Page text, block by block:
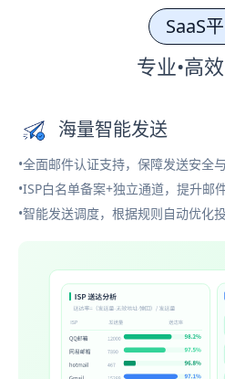
SaaS
专业•高
海量智能发送
•全面邮件认证支持，保障发送安全
•ISP白名单备案+独立通道，提升邮
•智能发送调度，根据规则自动优化